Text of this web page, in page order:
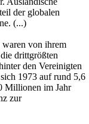
der globalen
(...)
von ihrem
drittgrößten
den Vereinigten
1973 auf rund 5,6
Millionen im Jahr
zur